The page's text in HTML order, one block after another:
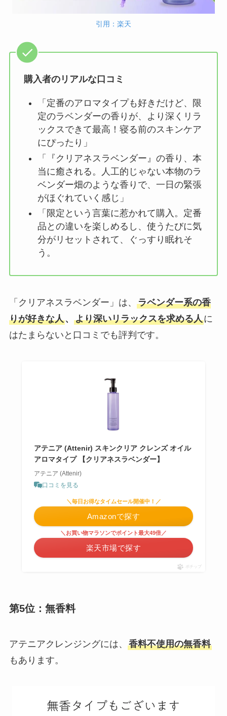
引用：楽天
購入者のリアルな口コミ
「定番のアロマタイプも好きだけど、限
定のラベンダーの香りが、より深くリラ
ックスできて最高！寝る前のスキンケア
にぴったり」
「『クリアネスラベンダー』の香り、本
当に癒される。人工的じゃない本物のラ
ベンダー畑のような香りで、一日の緊張
がほぐれていく感じ」
「限定という言葉に惹かれて購入。定番
品との違いを楽しめるし、使うたびに気
分がリセットされて、ぐっすり眠れそ
う。
「クリアネスラベンダー」は、 ラベンダー系の香
りが好きな人、 より深いリラックスを求める人に
はたまらないと口コミでも評判です。
アテニア (Attenir) スキンクリア クレンズ オイル
アロマタイプ 【クリアネスラベンダー】
アテニア (Attenir)
口コミを見る
＼毎日お得なタイムセール開催中！／
Amazonで探す
＼お買い物マラソンでポイント最大49倍／
楽天市場で探す
ポチップ
第5位：無香料
アテニアクレンジングには、 香料不使用の無香料
もあります。